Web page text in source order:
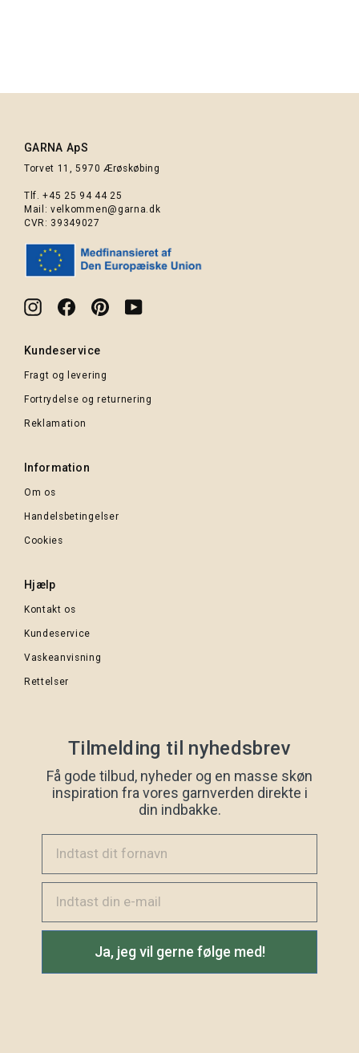
GARNA ApS
Torvet 11, 5970 Ærøskøbing
Tlf.+45 25 94 44 25
Mail:velkommen@garna.dk
CVR: 39349027
InstagramFacebookPinterestYouTube
Kundeservice
Fragt og levering
Fortrydelse og returnering
Reklamation
Information
Om os
Handelsbetingelser
Cookies
Hjælp
Kontakt os
Kundeservice
Vaskeanvisning
Rettelser
Tilmelding til nyhedsbrev
Få gode tilbud, nyheder og en masse skøn
inspiration fra vores garnverden direkte i
din indbakke.
Ja, jeg vil gerne følge med!